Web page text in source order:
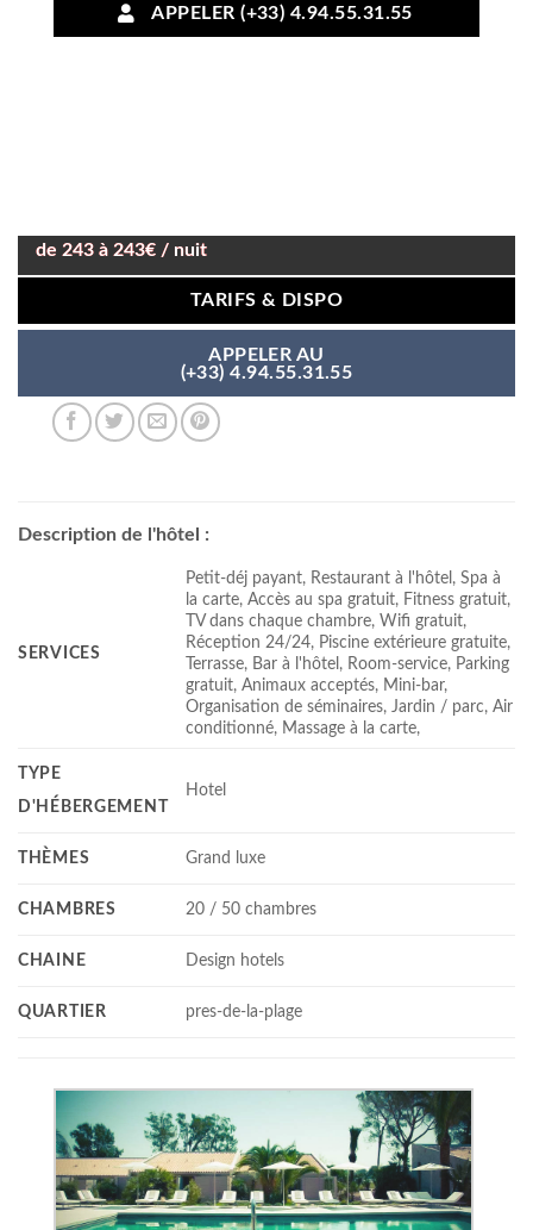
APPELER (+33) 4.94.55.31.55
de 243 à 243€ / nuit
TARIFS & DISPO
APPELER AU
(+33) 4.94.55.31.55
Description de l'hôtel :
SERVICES
Petit-déj payant, Restaurant à l'hôtel, Spa à
la carte, Accès au spa gratuit, Fitness gratuit,
TV dans chaque chambre, Wifi gratuit,
Réception 24/24, Piscine extérieure gratuite,
Terrasse, Bar à l'hôtel, Room-service, Parking
gratuit, Animaux acceptés, Mini-bar,
Organisation de séminaires, Jardin / parc, Air
conditionné, Massage à la carte,
TYPE
D'HÉBERGEMENT
Hotel
THÈMES Grand luxe
CHAMBRES 20 / 50 chambres
CHAINE Design hotels
QUARTIER pres-de-la-plage